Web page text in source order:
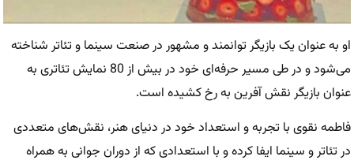
او به عنوان یک بازیگر توانمند و مشهور در صنعت سینما و تئاتر شناخته
می‌شود و در طی مسیر حرفه‌ای خود در بیش از 80 نمایش تئاتری به
عنوان بازیگر نقش آفرین به رخ کشیده است.
فاطمه نقوی با تجربه و استعداد خود در دنیای هنر، نقش‌های متعددی
در تئاتر و سینما ایفا کرده و با استعدادی که از دوران جوانی به همراه